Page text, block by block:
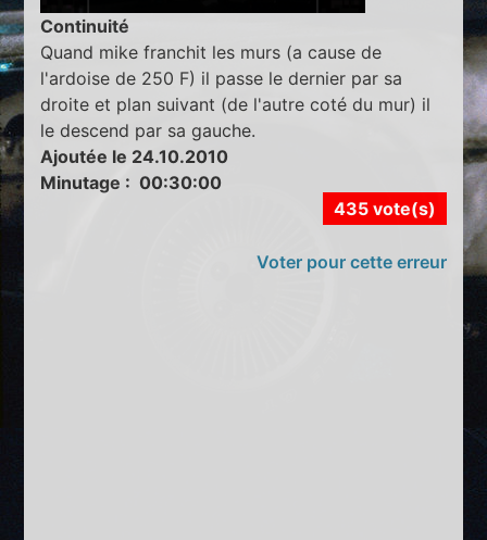
Continuité
Quand mike franchit les murs (a cause de
l'ardoise de 250 F) il passe le dernier par sa
droite et plan suivant (de l'autre coté du mur) il
le descend par sa gauche.
Ajoutée le 24.10.2010
Minutage : 00:30:00
435 vote(s)
Voter pour cette erreur